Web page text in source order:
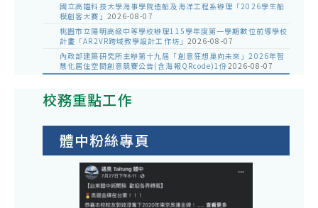
國立高雄科技大學海事學院造船及海洋工程系辦理「2026學生船
模創客大賽」 2026-08-07
桃園市立陽明高級中等學校辦理115學年度第一學期數位前導學校
計畫「AR2VR跨域教學設計工作坊」 2026-08-07
內政部建築研究所主辦第十九屆「創意狂想巢向未來」2026年智
慧化居住空間創意競賽公告(含海報QRcode)1份2026-08-07
校務重點工作
體中粉絲專頁